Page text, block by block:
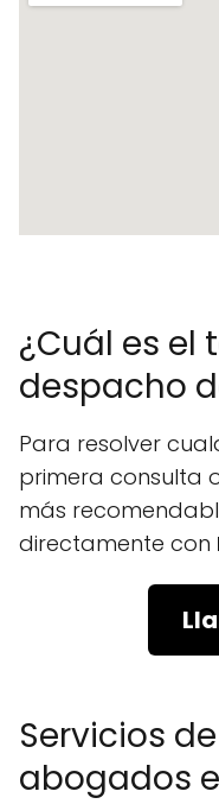
¿Cuál es el
despacho
Para resolver
primera consulta
más
directamente con
Servicios
abogados